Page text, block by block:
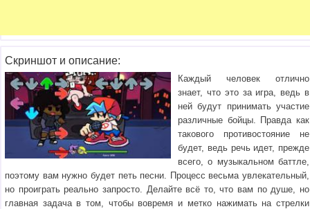
Скриншот и описание:
Каждый человек отлично
знает, что это за игра, ведь в
ней будут принимать участие
различные бойцы. Правда как
такового противостояние не
будет, ведь речь идет, прежде
всего, о музыкальном баттле,
поэтому вам нужно будет петь песни. Процесс весьма увлекательный,
но проиграть реально запросто. Делайте всё то, что вам по душе, но
главная задача в том, чтобы вовремя и метко нажимать на стрелки